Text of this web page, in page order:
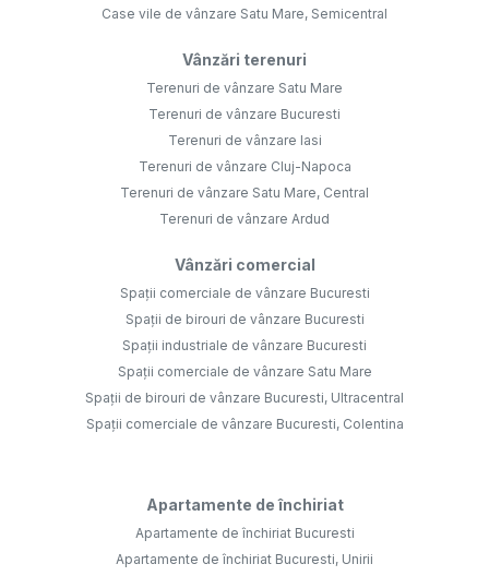
Case vile de vânzare Satu Mare, Semicentral
Vânzări terenuri
Terenuri de vânzare Satu Mare
Terenuri de vânzare Bucuresti
Terenuri de vânzare Iasi
Terenuri de vânzare Cluj-Napoca
Terenuri de vânzare Satu Mare, Central
Terenuri de vânzare Ardud
Vânzări comercial
Spații comerciale de vânzare Bucuresti
Spații de birouri de vânzare Bucuresti
Spații industriale de vânzare Bucuresti
Spații comerciale de vânzare Satu Mare
Spații de birouri de vânzare Bucuresti, Ultracentral
Spații comerciale de vânzare Bucuresti, Colentina
Apartamente de închiriat
Apartamente de închiriat Bucuresti
Apartamente de închiriat Bucuresti, Unirii